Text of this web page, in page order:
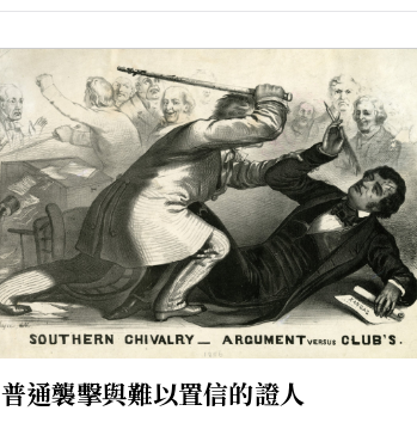
普通襲擊與難以置信的證人